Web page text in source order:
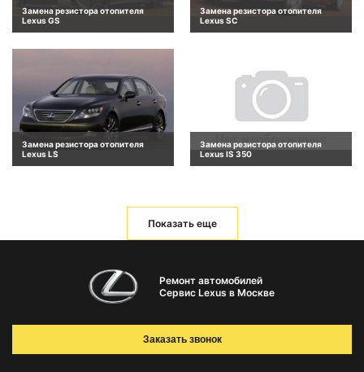
Замена резистора отопителя
Lexus GS
Замена резистора отопителя
Lexus SC
Замена резистора отопителя
Lexus LS
Замена резистора отопителя
Lexus IS 350
Показать еще
Ремонт автомобилей
Сервис Lexus в Москве
Заказать звонок